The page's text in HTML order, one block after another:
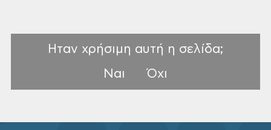
Ηταν χρήσιμη αυτή η σελίδα;
Ναι
Όχι